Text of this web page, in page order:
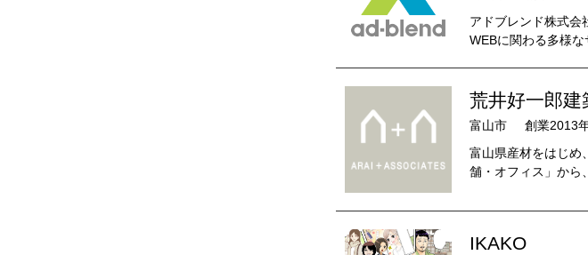
アドブレンド株式会
WEBに関わる多様
荒井好一郎
富山市
創業2013
富山県産材をはじめ
舗・オフィス」から
IKAKO